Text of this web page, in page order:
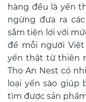
hàng đều là yến
ngừng đưa ra
sắm tiện lợi với
để mỗi người
yến thật từ thiên
Thọ An Nest có
loại yến sào giúp
tìm được sản